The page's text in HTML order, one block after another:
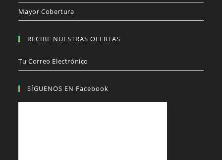
Mayor Cobertura
RECIBE NUESTRAS OFERTAS
Tu Correo Electrónico
SÍGUENOS EN Facebook